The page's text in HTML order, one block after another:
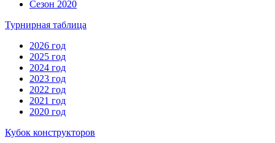
Сезон 2020
Турнирная таблица
2026 год
2025 год
2024 год
2023 год
2022 год
2021 год
2020 год
Кубок конструкторов